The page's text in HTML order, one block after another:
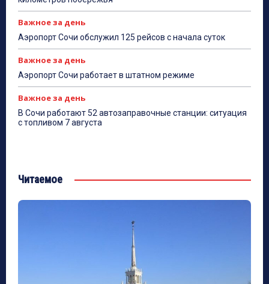
Важное за день
Аэропорт Сочи обслужил 125 рейсов с начала суток
Важное за день
Аэропорт Сочи работает в штатном режиме
Важное за день
В Сочи работают 52 автозаправочные станции: ситуация
с топливом 7 августа
Читаемое